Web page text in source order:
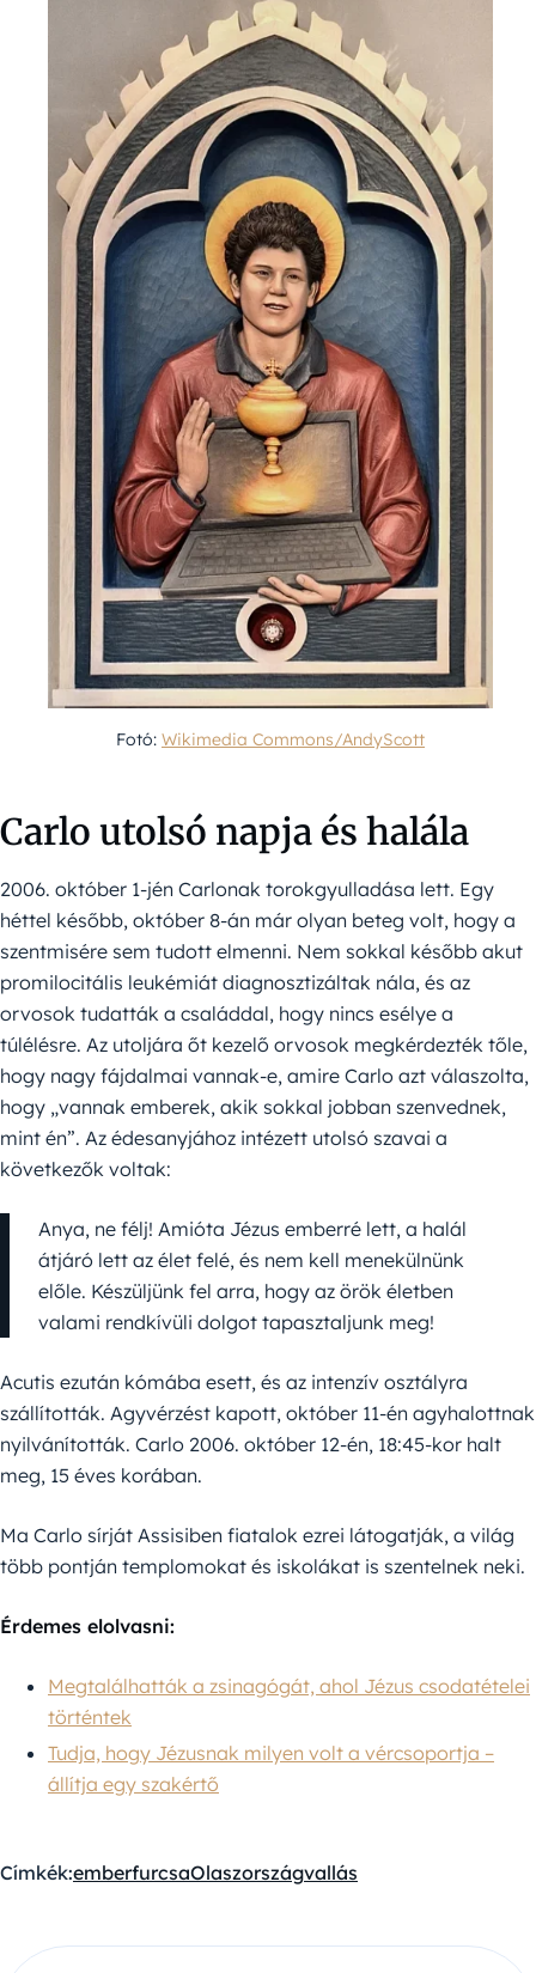
Fotó: Wikimedia Commons/AndyScott
Carlo utolsó napja és halála
2006. október 1-jén Carlonak torokgyulladása lett. Egy
héttel később, október 8-án már olyan beteg volt, hogy a
szentmisére sem tudott elmenni. Nem sokkal később akut
promilocitális leukémiát diagnosztizáltak nála, és az
orvosok tudatták a családdal, hogy nincs esélye a
túlélésre. Az utoljára őt kezelő orvosok megkérdezték tőle,
hogy nagy fájdalmai vannak-e, amire Carlo azt válaszolta,
hogy „vannak emberek, akik sokkal jobban szenvednek,
mint én”. Az édesanyjához intézett utolsó szavai a
következők voltak:
Anya, ne félj! Amióta Jézus emberré lett, a halál
átjáró lett az élet felé, és nem kell menekülnünk
előle. Készüljünk fel arra, hogy az örök életben
valami rendkívüli dolgot tapasztaljunk meg!
Acutis ezután kómába esett, és az intenzív osztályra
szállították. Agyvérzést kapott, október 11-én agyhalottnak
nyilvánították. Carlo 2006. október 12-én, 18:45-kor halt
meg, 15 éves korában.
Ma Carlo sírját Assisiben fiatalok ezrei látogatják, a világ
több pontján templomokat és iskolákat is szentelnek neki.
Érdemes elolvasni:
Megtalálhatták a zsinagógát, ahol Jézus csodatételei
történtek
Tudja, hogy Jézusnak milyen volt a vércsoportja –
állítja egy szakértő
Címkék:emberfurcsaOlaszországvallás